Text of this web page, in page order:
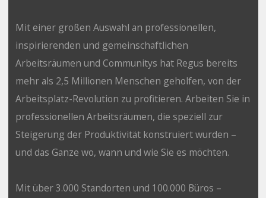
Mit einer großen Auswahl an professionellen,
inspirierenden und gemeinschaftlichen
Arbeitsräumen und Communitys hat Regus bereits
mehr als 2,5 Millionen Menschen geholfen, von der
Arbeitsplatz-Revolution zu profitieren. Arbeiten Sie in
professionellen Arbeitsräumen, die speziell zur
Steigerung der Produktivität konstruiert wurden –
und das Ganze wo, wann und wie Sie es möchten.
Mit über 3.000 Standorten und 100.000 Büros –